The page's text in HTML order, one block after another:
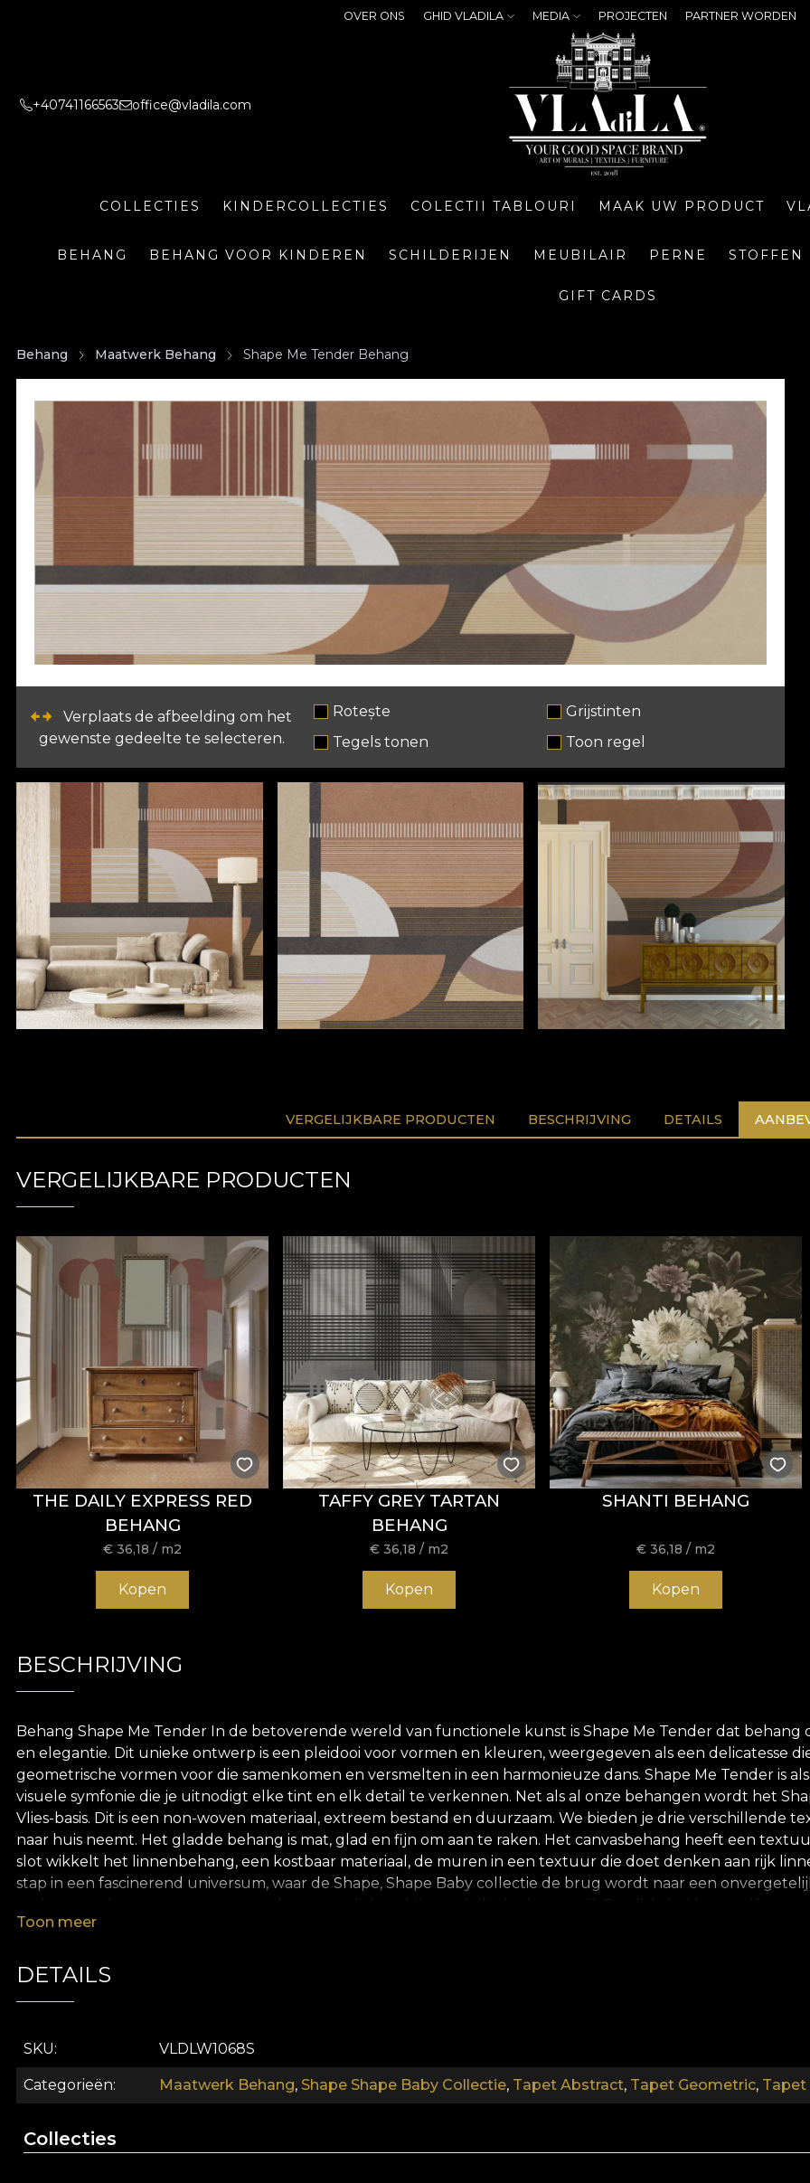
OVER ONS GHID VLADILA MEDIA PROJECTEN PARTNER WORDEN
+40741166563 office@vladila.com
COLLECTIES KINDERCOLLECTIES COLECTII TABLOURI MAAK UW PRODUCT
BEHANG BEHANG VOOR KINDEREN SCHILDERIJEN MEUBILAIR PERNE STOFFEN
GIFT CARDS
Behang Maatwerk Behang Shape Me Tender Behang
Verplaats de afbeelding om het
gewenste gedeelte te selecteren.
Rotește
Grijstinten
Tegels tonen
Toon regel
VERGELIJKBARE PRODUCTEN BESCHRIJVING DETAILS
VERGELIJKBARE PRODUCTEN
THE DAILY EXPRESS RED
BEHANG
€36,18 / m2
Kopen
TAFFY GREY TARTAN
BEHANG
€36,18 / m2
Kopen
SHANTI BEHANG
€36,18 / m2
Kopen
BESCHRIJVING
Behang Shape Me Tender In de betoverende wereld van functionele kunst is Shape Me Tender dat
en elegantie. Dit unieke ontwerp is een pleidooi voor vormen en kleuren, weergegeven als een delicatesse
geometrische vormen voor die samenkomen en versmelten in een harmonieuze dans. Shape Me Tender is
visuele symfonie die je uitnodigt elke tint en elk detail te verkennen. Net als al onze behangen wordt het
Vlies-basis. Dit is een non-woven materiaal, extreem bestand en duurzaam. We bieden je drie verschillende
naar huis neemt. Het gladde behang is mat, glad en fijn om aan te raken. Het canvasbehang heeft een
slot wikkelt het linnenbehang, een kostbaar materiaal, de muren in een textuur die doet denken aan rijk
stap in een fascinerend universum, waar de Shape, Shape Baby collectie de brug wordt naar een
geïllustreerd door de ontwerpers van House of VLAdiLA. Hier komen herinterpreteerde vormen tot leven. Zo
verstrengelen, scheiden en ontmoeten weer. Deze esthetische heen-en-weer symboliseert de cycliciteit van
behang. Op deze manier kunt u genieten van een snel, veilig en efficiënt herdecoratieproces dat voldoet
Toon meer
DETAILS
SKU VLDLW1068S
Categorieën Maatwerk Behang, Shape Shape Baby Collectie, Tapet Abstract, Tapet Geometric, Tapet
Collecties